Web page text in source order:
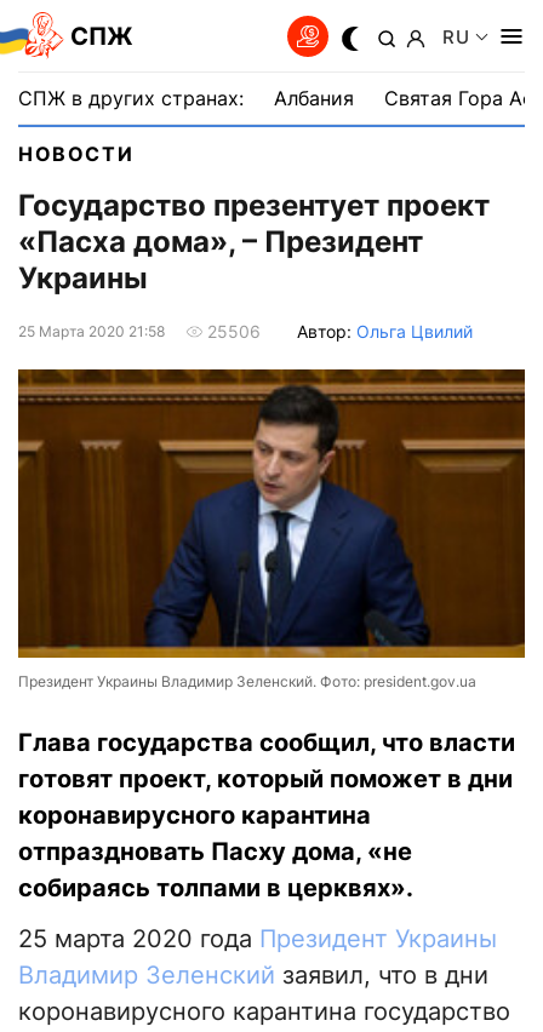
СПЖ RU
СПЖ в других странах: Албания Святая Гора
НОВОСТИ
Государство презентует проект
«Пасха дома», – Президент
Украины
25 Марта 2020 21:58 25506 Автор: Ольга Цвилий
Президент Украины Владимир Зеленский. Фото: president.gov.ua
Глава государства сообщил, что власти
готовят проект, который поможет в дни
коронавирусного карантина
отпраздновать Пасху дома, «не
собираясь толпами в церквях».
25 марта 2020 года Президент Украины
Владимир Зеленский заявил, что в дни
коронавирусного карантина государство